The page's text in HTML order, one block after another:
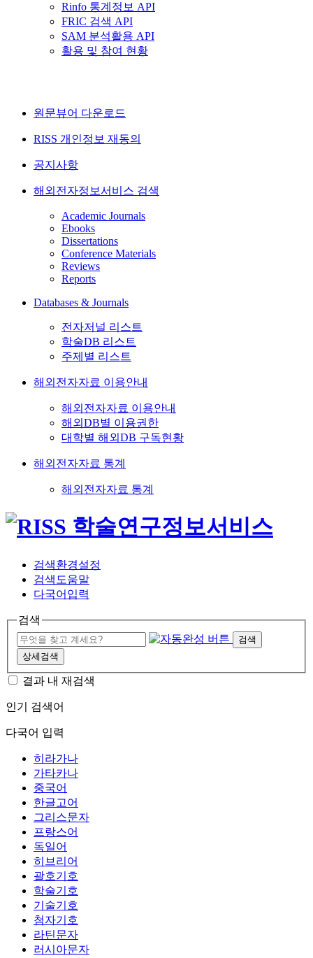
Rinfo 통계정보 API
FRIC 검색 API
SAM 분석활용 API
활용 및 참여 현황
원문뷰어 다운로드
RISS 개인정보 재동의
공지사항
해외전자정보서비스 검색
Academic Journals
Ebooks
Dissertations
Conference Materials
Reviews
Reports
Databases & Journals
전자저널 리스트
학술DB 리스트
주제별 리스트
해외전자자료 이용안내
해외전자자료 이용안내
해외DB별 이용권한
대학별 해외DB 구독현황
해외전자자료 통계
해외전자자료 통계
검색환경설정
검색도움말
다국어입력
검색
검색
상세검색
결과 내 재검색
인기 검색어
다국어 입력
히라가나
가타카나
중국어
한글고어
그리스문자
프랑스어
독일어
히브리어
괄호기호
학술기호
기술기호
첨자기호
라틴문자
러시아문자